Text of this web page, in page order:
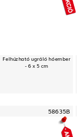
Felhúzható ugráló hóember
- 6 x 5 cm
58635B